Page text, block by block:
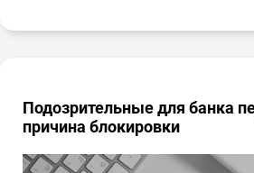
Подозрительные для банка
причина блокировки